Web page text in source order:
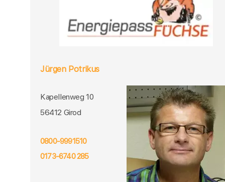
Jürgen Potrikus
Kapellenweg 10
56412 Girod
0800-9991510
0173-6740 285